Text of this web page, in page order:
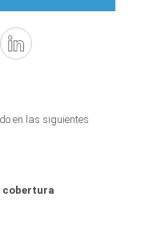
en las siguientes
cobertura